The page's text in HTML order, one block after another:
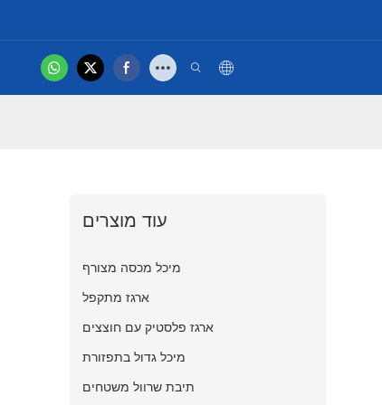
עוד מוצרים
מיכל מכסה מצורף
ארגז מתקפל
ארגז פלסטיק עם חוצצים
מיכל גדול בתפזורת
תיבת שרוול משטחים